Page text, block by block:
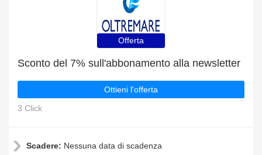
Offerta
Sconto del 7% sull'abbonamento alla newsletter
Ottieni l'offerta
3 Click
Scadere: Nessuna data di scadenza